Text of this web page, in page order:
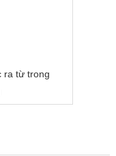
ra từ trong